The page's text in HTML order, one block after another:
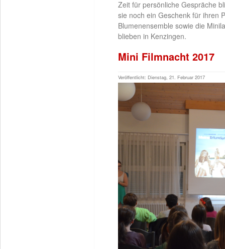
Zeit für persönliche Gespräche
sie noch ein Geschenk für ihren
Blumenensemble sowie die
blieben in Kenzingen.
Mini Filmnacht 2017
Veröffentlicht: Dienstag, 21. Februar 2017